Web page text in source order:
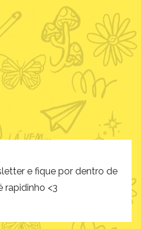
e fique por dentro de
rapidinho <3